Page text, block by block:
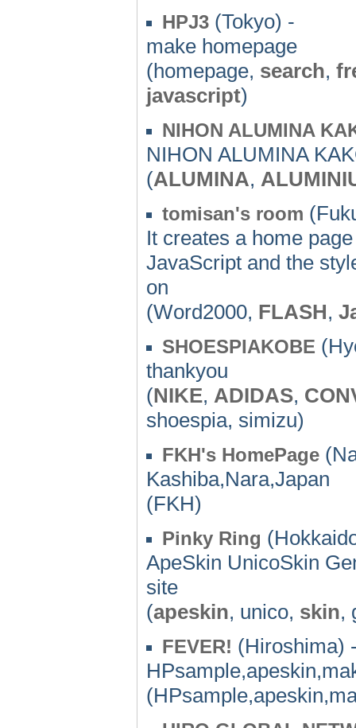
HPJ3 (Tokyo) -
make homepage
(homepage, search,
javascript)
NIHON ALUMINA
NIHON ALUMINA
(ALUMINA,
tomisan's room
It creates a home
JavaScript and the
on
(Word2000, FLASH,
SHOESPIAKOBE
thankyou
(NIKE, ADIDAS,
shoespia, simizu)
FKH's HomePage
Kashiba,Nara,Japan
(FKH)
Pinky Ring
ApeSkin UnicoSkin
site
(apeskin, unico, skin,
FEVER! (Hiroshima)